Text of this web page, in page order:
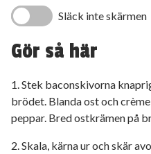
Släck inte skärmen
Gör så här
1. Stek baconskivorna
brödet. Blanda ost och
peppar. Bred ostkrämen på
2. Skala, kärna ur och skär